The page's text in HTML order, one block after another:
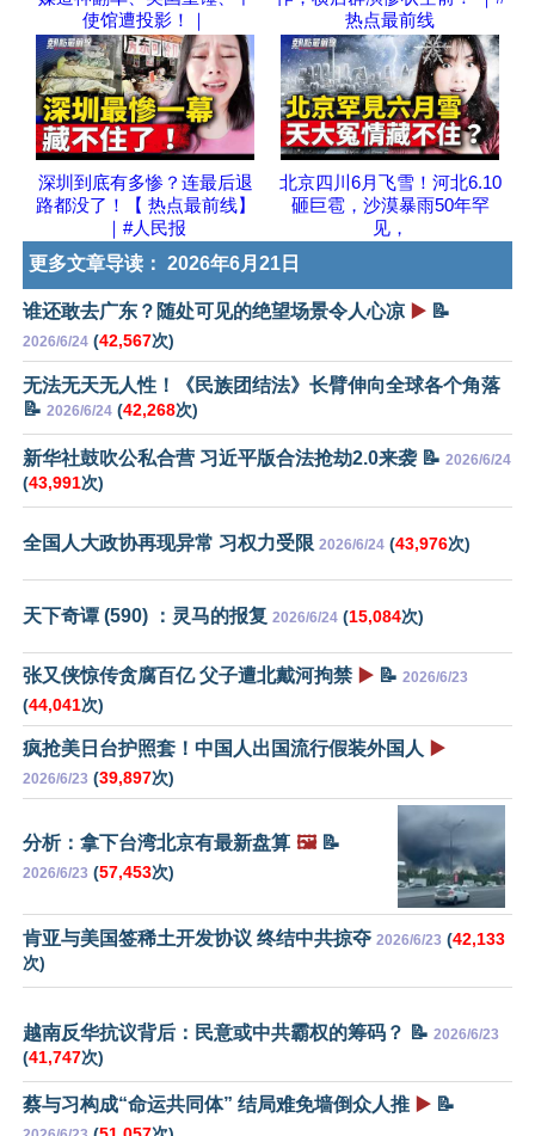
使馆遭投影！｜
热点最前线
深圳到底有多惨？连最后退
路都没了！【 热点最前线】
｜#人民报
北京四川6月飞雪！河北6.10
砸巨雹，沙漠暴雨50年罕
见，
更多文章导读： 2026年6月21日
谁还敢去广东？随处可见的绝望场景令人心凉 ▶️ 📝
2026/6/24 (42,567次)
无法无天无人性！《民族团结法》长臂伸向全球各个角落
📝 2026/6/24 (42,268次)
新华社鼓吹公私合营 习近平版合法抢劫2.0来袭 📝 2026/6/24
(43,991次)
全国人大政协再现异常 习权力受限 2026/6/24 (43,976次)
天下奇谭 (590) ：灵马的报复 2026/6/24 (15,084次)
张又侠惊传贪腐百亿 父子遭北戴河拘禁 ▶️ 📝 2026/6/23
(44,041次)
疯抢美日台护照套！中国人出国流行假装外国人 ▶️
2026/6/23 (39,897次)
分析：拿下台湾北京有最新盘算 🖼️📝
2026/6/23 (57,453次)
肯亚与美国签稀土开发协议 终结中共掠夺 2026/6/23 (42,133
次)
越南反华抗议背后：民意或中共霸权的筹码？ 📝 2026/6/23
(41,747次)
蔡与习构成“命运共同体” 结局难免墙倒众人推 ▶️ 📝